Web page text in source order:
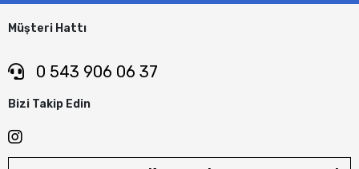
Müşteri Hattı
0 543 906 06 37
Bizi Takip Edin